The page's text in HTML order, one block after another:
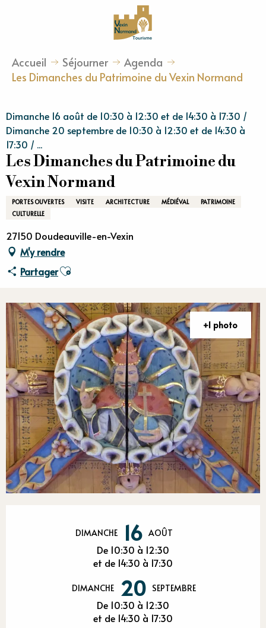
Accueil Séjourner
Agenda
Les Dimanches du Patrimoine du Vexin Normand
Dimanche 16 août de 10:30 à 12:30 et de 14:30 à 17:30 /
Dimanche 20 septembre de 10:30 à 12:30 et de 14:30 à
17:30 / ...
Les Dimanches du Patrimoine du
Vexin Normand
PORTES OUVERTES VISITE ARCHITECTURE MÉDIÉVAL
PATRIMOINE
CULTURELLE
27150 Doudeauville-en-Vexin
M'y rendre
PartagerAjouter aux favoris
+1 photo
DIMANCHE 16 AOÛT
De 10:30 à 12:30
et de 14:30 à 17:30
DIMANCHE 20 SEPTEMBRE
De 10:30 à 12:30
et de 14:30 à 17:30